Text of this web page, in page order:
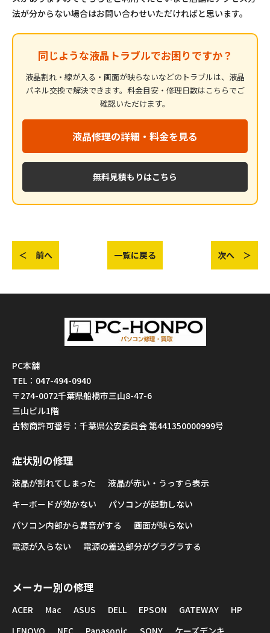
法が分からない場合はお問い合わせいただければと思います。
同じような液晶トラブルでお困りですか？
液晶割れ・線が入る・画面が映らないなどのトラブルは、液晶
パネル交換で解決できます。料金目安・修理日数はこちらでご
確認いただけます。
液晶修理の詳細・料金を見る
無料見積もりはこちら
＜ 前へ 一覧に戻る 次へ ＞
PC本舗
TEL：047-494-0940
〒274-0072千葉県船橋市三山8-47-6
三山ビル1階
古物商許可番号：千葉県公安委員会 第441350000999号
症状別の修理
液晶が割れてしまった
液晶が赤い・うっすら表示
キーボードが効かない
パソコンが起動しない
パソコン内部から異音がする
画面が映らない
電源が入らない
電源の差込部分がグラグラする
メーカー別の修理
ACER Mac ASUS DELL EPSON GATEWAY
HP
LENOVO
NEC Panasonic SONY ケーズデンキ